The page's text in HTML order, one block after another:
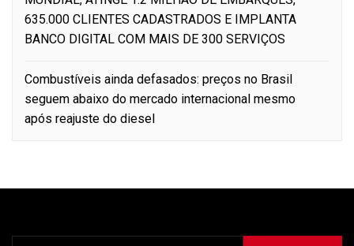
635.000 CLIENTES CADASTRADOS E IMPLANTA
BANCO DIGITAL COM MAIS DE 300 SERVIÇOS
Combustíveis ainda defasados: preços no Brasil
seguem abaixo do mercado internacional mesmo
após reajuste do diesel